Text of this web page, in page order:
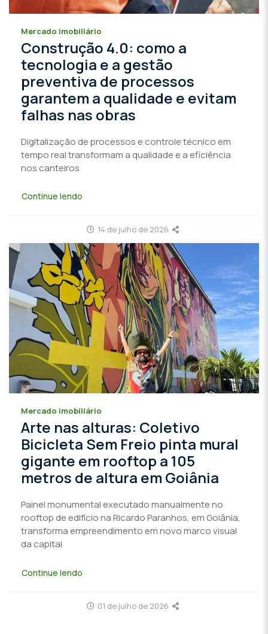
Mercado imobiliário
Construção 4.0: como a
tecnologia e a gestão
preventiva de processos
garantem a qualidade e evitam
falhas nas obras
Digitalização de processos e controle técnico em
tempo real transformam a qualidade e a eficiência
nos canteiros
Continue lendo
14 de julho de 2026
Mercado imobiliário
Arte nas alturas: Coletivo
Bicicleta Sem Freio pinta mural
gigante em rooftop a 105
metros de altura em Goiânia
Painel monumental executado manualmente no
rooftop de edifício na Ricardo Paranhos, em Goiânia,
transforma empreendimento em novo marco visual
da capital
Continue lendo
01 de julho de 2026